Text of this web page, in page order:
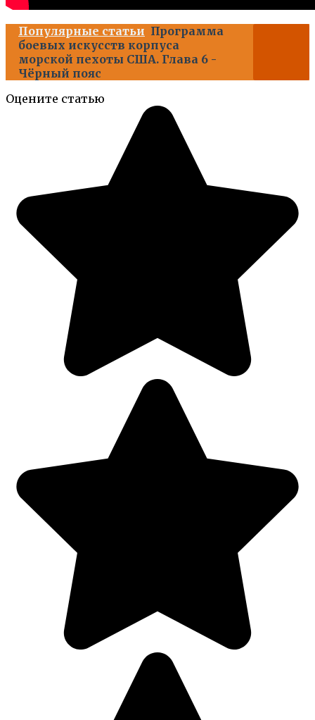
Популярные статьи Программа
боевых искусств корпуса
морской пехоты США. Глава 6 -
Чёрный пояс
Оцените статью